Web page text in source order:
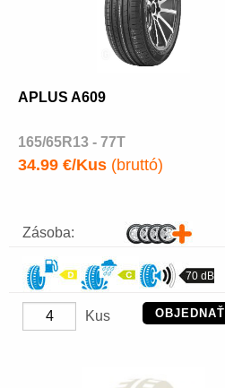
APLUS A609
165/65R13 - 77T
34.99 €/Kus (bruttó)
Zásoba:
70 dB
Kus OBJEDNAŤ